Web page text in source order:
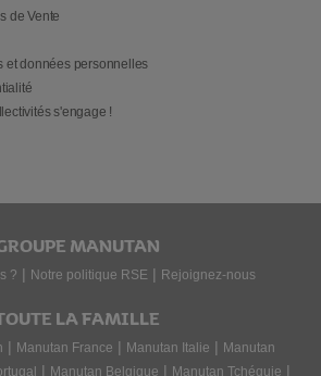
de Vente
et données personnelles
s'engage !
MANUTAN
? | Notre politique RSE | Rejoignez-nous
LA FAMILLE
| Manutan France | Manutan Italie | Manutan
| Manutan Belgique | Manutan Tchéquie |